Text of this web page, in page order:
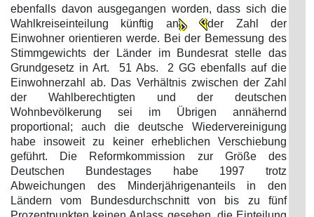
ebenfalls davon ausgegangen worden, dass sich die
Wahlkreiseinteilung künftig an
der Zahl der
Einwohner orientieren werde. Bei der Bemessung des
Stimmgewichts der Länder im Bundesrat stelle das
Grundgesetz in Art. 51 Abs. 2 GG ebenfalls auf die
Einwohnerzahl ab. Das Verhältnis zwischen der Zahl
der Wahlberechtigten und der deutschen
Wohnbevölkerung sei im Übrigen annähernd
proportional; auch die deutsche Wiedervereinigung
habe insoweit zu keiner erheblichen Verschiebung
geführt. Die Reformkommission zur Größe des
Deutschen Bundestages habe 1997 trotz
Abweichungen des Minderjährigenanteils in den
Ländern vom Bundesdurchschnitt von bis zu fünf